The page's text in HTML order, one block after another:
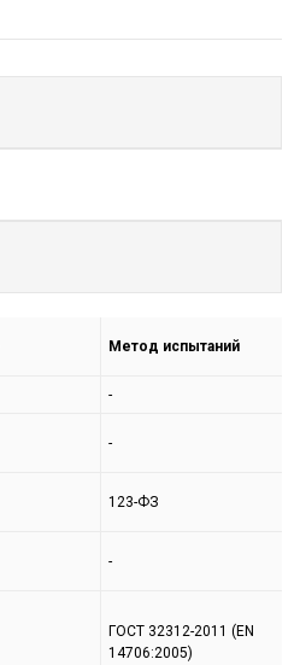
Метод испытаний
-
-
123-ФЗ
-
ГОСТ 32312-2011 (EN
14706:2005)